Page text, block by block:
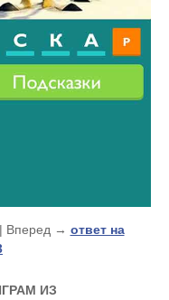
Вперед → ответ на
ИЗ